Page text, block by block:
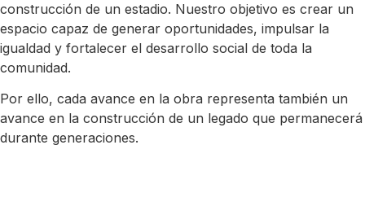
construcción de un estadio. Nuestro objetivo es crear un
espacio capaz de generar oportunidades, impulsar la
igualdad y fortalecer el desarrollo social de toda la
comunidad.
Por ello, cada avance en la obra representa también un
avance en la construcción de un legado que permanecerá
durante generaciones.